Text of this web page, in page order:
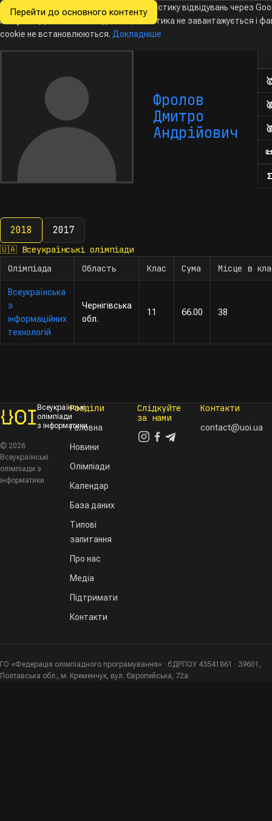
Перейти до основного контенту
Всеукраїнські
з інформатики
НовиниОлімпіадиКалендарБаза даних
Фролов
Дмитро
Андрійович
Σ
2018 2017
2018
🇺🇦 Всеукраїнські олімпіади
Олімпіада
Область Клас Сума Місце в
Всеукраїнська
з
інформаційних
технологій
Чернігівська
обл.
11 66.00 38
Всеукраїнські
олімпіади
з інформатики
© 2026
Всеукраїнські
олімпіади з
інформатики
Розділи
Головна
Новини
Олімпіади
Календар
База даних
Типові
запитання
Про нас
Медіа
Підтримати
Контакти
Слідкуйте
за нами
Контакти
contact@uoi.ua
ГО «Федерація олімпіадного програмування» · ЄДРПОУ 43541861 · 39601,
Полтавська обл., м. Кременчук, вул. Європейська, 72а
Ми хочемо збирати знеособлену статистику відвідувань через
Analytics. Доки ви не погодитесь, аналітика не завантажується і
cookie не встановлюються. Докладніше